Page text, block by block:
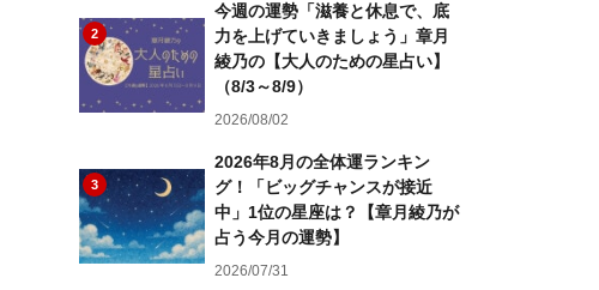
2
今週の運勢「滋養と休息で、底
力を上げていきましょう」章月
綾乃の【大人のための星占い】
（8/3～8/9）
2026/08/02
3
2026年8月の全体運ランキン
グ！「ビッグチャンスが接近
中」1位の星座は？【章月綾乃が
占う今月の運勢】
2026/07/31